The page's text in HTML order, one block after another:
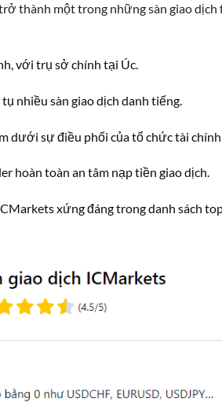
thành một trong những sàn giao
với trụ sở chính tại Úc.
nhiều sàn giao dịch danh tiếng.
dưới sự điều phối của tổ chức tài chính
hoàn toàn an tâm nạp tiền giao dịch.
xứng đáng trong danh sách